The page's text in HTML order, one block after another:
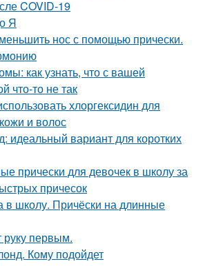
COVID-19
Я
нос с помощью прически.
как узнать, что с вашей
что-то не так
хлоргексидин для
и волос
идеальный вариант для коротких
прически для девочек в школу за
причесок
в школу. Причёски на длинные
руку первым.
Кому подойдет